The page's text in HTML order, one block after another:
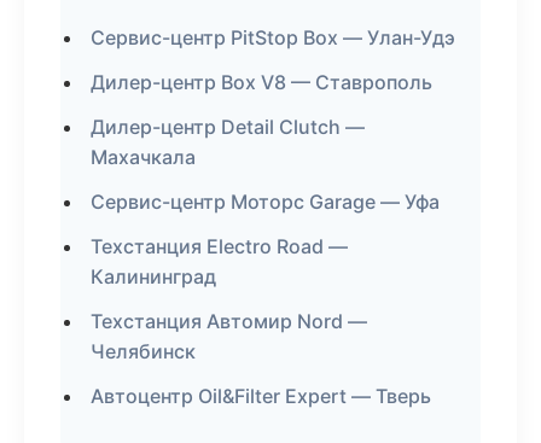
Сервис-центр PitStop Box — Улан-Удэ
Дилер-центр Box V8 — Ставрополь
Дилер-центр Detail Clutch —
Махачкала
Сервис-центр Моторс Garage — Уфа
Техстанция Electro Road —
Калининград
Техстанция Автомир Nord —
Челябинск
Автоцентр Oil&Filter Expert — Тверь